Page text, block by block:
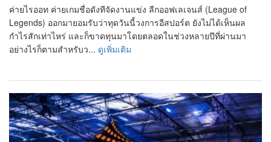
ค่ายไรออท ค่ายเกมชื่อดังทีจัดงานแข่ง ลีกออฟเลเจนส์ (League of
Legends) ออกมายอมรับว่าทุดวันนี้วงการอีสปอร์ต ยังไม่ได้เห็นผล
กำไรสักเท่าไหร่ และก็ขาดทุนมาโดยตลอดในช่วงหลายปีที่ผ่านมา
อย่างไรก็ตามสำหรับว... ดูเพิ่มเติม